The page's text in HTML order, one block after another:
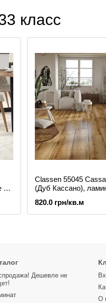
класс
Classen 55045
(Дуб Кассано),
820.0 грн/кв.м
Дешевле не
О